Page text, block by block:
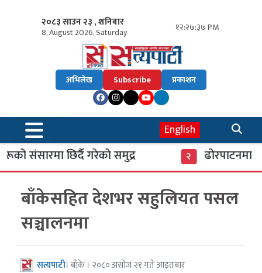
२०८३ साउन २३ , शनिबार
8, August 2026, Saturday १२:२७:३८ PM
अभिलेख Subscribe प्रकाशन
English
संसारमा छिर्दै गरेको समुद्र ढोरपाटनमा
बाँकेसहित देशभर सहुलियत पसल
सञ्चालनमा
सत्यपाटी। बाँके । २०८० असोज २१ गते आइतबार